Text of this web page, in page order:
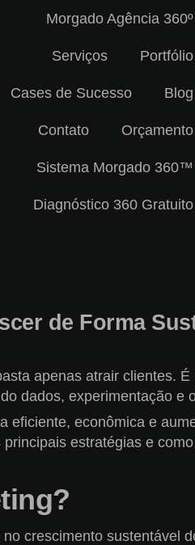
Morgado Agência 360º
Serviços Portfólio
Cases de Sucesso Blog
Contato Orçamento
Sistema Morgado 360™
Diagnóstico 360 Gratuito
de Forma
apenas atrair clientes.
dados, experimentação
eficiente, econômica e
estratégias e
crescimento